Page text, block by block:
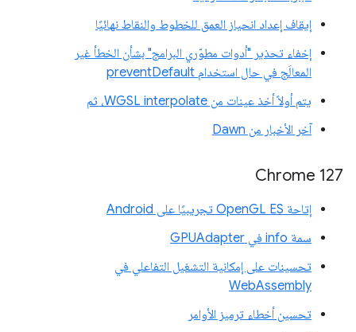
إيقاف إعداد انحياز العمق للخطوط والنقاط نهائيًا
إخفاء تحذير "أدوات مطوّري البرامج" بشأن الخطأ غير
المعالَج في حال استخدام preventDefault
يتم أولاً أخذ عينات من WGSL interpolate، ثم
آخر الأخبار من Dawn
Chrome 127
إتاحة OpenGL ES تجريبيًا على Android
سمة info في GPUAdapter
تحسينات على إمكانية التشغيل التفاعلي في
WebAssembly
تحسين أخطاء ترميز الأوامر